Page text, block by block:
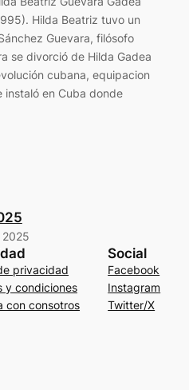
Hilda Beatriz tuvo un
Guevara, filósofo
se divorció de Hilda Gadea
cubana, equipacion
instaló en Cuba donde
2025
privacidad
y condiciones
con consotros
Social
Facebook
Instagram
Twitter/X